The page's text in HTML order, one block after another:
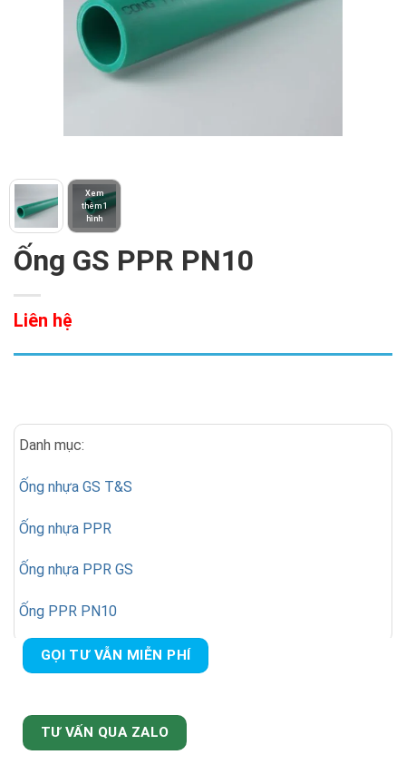
Xem
thêm 1
hình
Ống GS PPR PN10
Liên hệ
Danh mục:
Ống nhựa GS T&S
Ống nhựa PPR
Ống nhựa PPR GS
Ống PPR PN10
GỌI TƯ VẪN MIỄN PHÍ
TƯ VẤN QUA ZALO